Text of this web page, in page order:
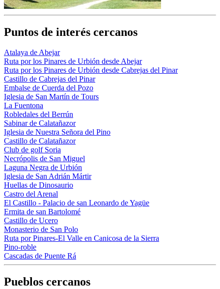
Puntos de interés cercanos
Atalaya de Abejar
Ruta por los Pinares de Urbión desde Abejar
Ruta por los Pinares de Urbión desde Cabrejas del Pinar
Castillo de Cabrejas del Pinar
Embalse de Cuerda del Pozo
Iglesia de San Martín de Tours
La Fuentona
Robledales del Berrún
Sabinar de Calatañazor
Iglesia de Nuestra Señora del Pino
Castillo de Calatañazor
Club de golf Soria
Necrópolis de San Miguel
Laguna Negra de Urbión
Iglesia de San Adrián Mártir
Huellas de Dinosaurio
Castro del Arenal
El Castillo - Palacio de san Leonardo de Yagüe
Ermita de san Bartolomé
Castillo de Ucero
Monasterio de San Polo
Ruta por Pinares-El Valle en Canicosa de la Sierra
Pino-roble
Cascadas de Puente Rá
Pueblos cercanos